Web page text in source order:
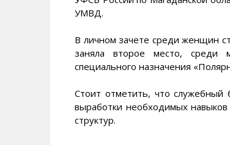
УМВД.
В личном зачете среди женщин
заняла второе место, среди
специального назначения
Стоит отметить, что
выработки необходимых
структур.